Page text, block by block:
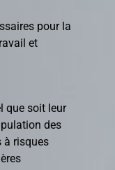
pour la
et
que soit leur
des
à risques